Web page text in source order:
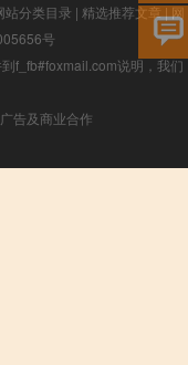
站分类目录 | 精选推荐文章|网
号
f_fb#foxmail.com说明，我们
告及商业合作